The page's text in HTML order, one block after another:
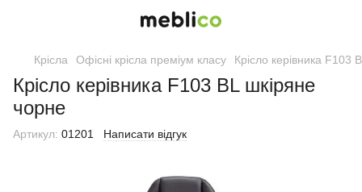
Крісла Офісні крісла преміум класу Крісло керівника F103
Крісло керівника F103 BL шкіряне
чорне
Артикул: 01201 Написати відгук